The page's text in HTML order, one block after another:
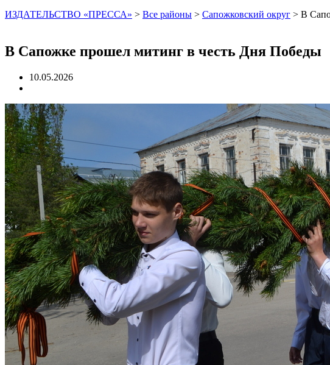
ИЗДАТЕЛЬСТВО «ПРЕССА» > Все районы > Сапожковский округ > В
В Сапожке прошел митинг в честь Дня Победы
10.05.2026